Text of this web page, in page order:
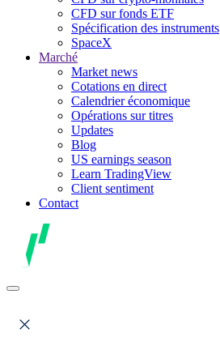
CFD sur fonds ETF
Spécification des instruments
SpaceX
Marché
Market news
Cotations en direct
Calendrier économique
Opérations sur titres
Updates
Blog
US earnings season
Learn TradingView
Client sentiment
Contact